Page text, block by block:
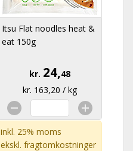
Itsu Flat noodles heat &
eat 150g
kr. 24,48
kr. 163,20 / kg
inkl. 25% moms
ekskl. fragtomkostninger